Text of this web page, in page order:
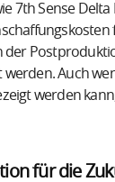
7th Sense
der
Auch
werden
für die